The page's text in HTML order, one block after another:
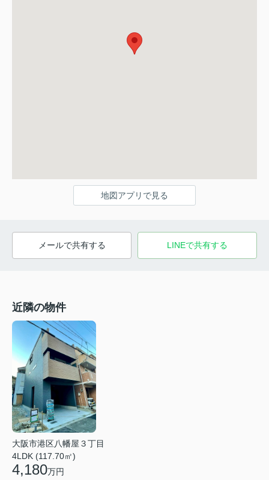
地図アプリで見る
メールで共有する LINEで共有する
近隣の物件
大阪市港区八幡屋３丁目
4LDK (117.70㎡)
4,180万円